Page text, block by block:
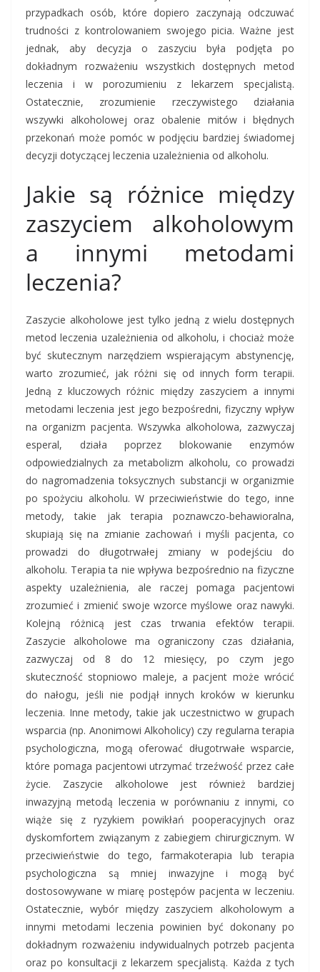
przypadkach osób, które dopiero zaczynają odczuwać
trudności z kontrolowaniem swojego picia. Ważne jest
jednak, aby decyzja o zaszyciu była podjęta po
dokładnym rozważeniu wszystkich dostępnych metod
leczenia i w porozumieniu z lekarzem specjalistą.
Ostatecznie, zrozumienie rzeczywistego działania
wszywki alkoholowej oraz obalenie mitów i błędnych
przekonań może pomóc w podjęciu bardziej świadomej
decyzji dotyczącej leczenia uzależnienia od alkoholu.
Jakie są różnice między
zaszyciem alkoholowym
a innymi metodami
leczenia?
Zaszycie alkoholowe jest tylko jedną z wielu dostępnych
metod leczenia uzależnienia od alkoholu, i chociaż może
być skutecznym narzędziem wspierającym abstynencję,
warto zrozumieć, jak różni się od innych form terapii.
Jedną z kluczowych różnic między zaszyciem a innymi
metodami leczenia jest jego bezpośredni, fizyczny wpływ
na organizm pacjenta. Wszywka alkoholowa, zazwyczaj
esperal, działa poprzez blokowanie enzymów
odpowiedzialnych za metabolizm alkoholu, co prowadzi
do nagromadzenia toksycznych substancji w organizmie
po spożyciu alkoholu. W przeciwieństwie do tego, inne
metody, takie jak terapia poznawczo-behawioralna,
skupiają się na zmianie zachowań i myśli pacjenta, co
prowadzi do długotrwałej zmiany w podejściu do
alkoholu. Terapia ta nie wpływa bezpośrednio na fizyczne
aspekty uzależnienia, ale raczej pomaga pacjentowi
zrozumieć i zmienić swoje wzorce myślowe oraz nawyki.
Kolejną różnicą jest czas trwania efektów terapii.
Zaszycie alkoholowe ma ograniczony czas działania,
zazwyczaj od 8 do 12 miesięcy, po czym jego
skuteczność stopniowo maleje, a pacjent może wrócić
do nałogu, jeśli nie podjął innych kroków w kierunku
leczenia. Inne metody, takie jak uczestnictwo w grupach
wsparcia (np. Anonimowi Alkoholicy) czy regularna terapia
psychologiczna, mogą oferować długotrwałe wsparcie,
które pomaga pacjentowi utrzymać trzeźwość przez całe
życie. Zaszycie alkoholowe jest również bardziej
inwazyjną metodą leczenia w porównaniu z innymi, co
wiąże się z ryzykiem powikłań pooperacyjnych oraz
dyskomfortem związanym z zabiegiem chirurgicznym. W
przeciwieństwie do tego, farmakoterapia lub terapia
psychologiczna są mniej inwazyjne i mogą być
dostosowywane w miarę postępów pacjenta w leczeniu.
Ostatecznie, wybór między zaszyciem alkoholowym a
innymi metodami leczenia powinien być dokonany po
dokładnym rozważeniu indywidualnych potrzeb pacjenta
oraz po konsultacji z lekarzem specjalistą. Każda z tych